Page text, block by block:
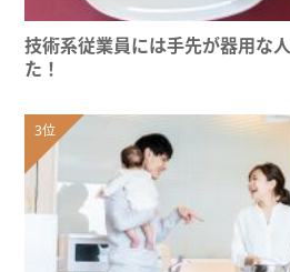
技術系従業員には手先が器用な
た！